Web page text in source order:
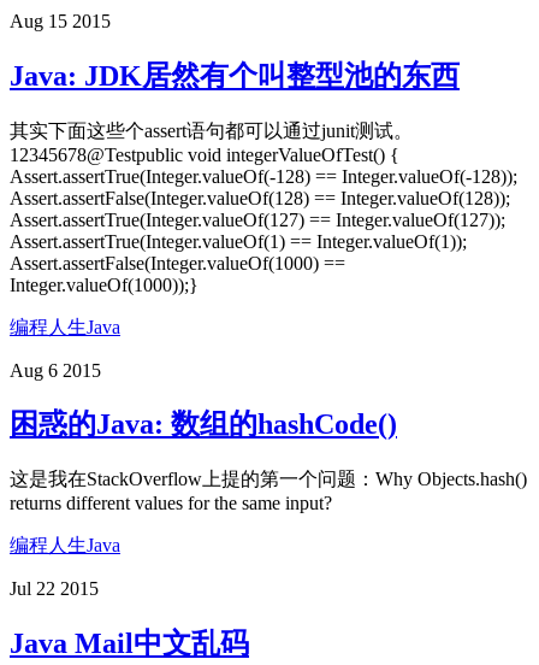
Aug 15 2015
Java: JDK居然有个叫整型池的东西
其实下面这些个assert语句都可以通过junit测试。
12345678@Testpublic void integerValueOfTest() {
Assert.assertTrue(Integer.valueOf(-128) == Integer.valueOf(-128));
Assert.assertFalse(Integer.valueOf(128) == Integer.valueOf(128));
Assert.assertTrue(Integer.valueOf(127) == Integer.valueOf(127));
Assert.assertTrue(Integer.valueOf(1) == Integer.valueOf(1));
Assert.assertFalse(Integer.valueOf(1000) ==
Integer.valueOf(1000));}
编程人生Java
Aug 6 2015
困惑的Java: 数组的hashCode()
这是我在StackOverflow上提的第一个问题：Why Objects.hash()
returns different values for the same input?
编程人生Java
Jul 22 2015
Java Mail中文乱码